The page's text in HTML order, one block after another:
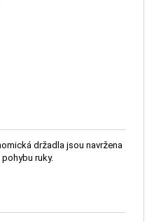
držadla jsou navržena
ruky.